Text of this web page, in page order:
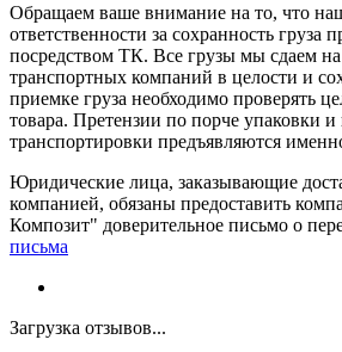
Обращаем ваше внимание на то, что
ответственности за сохранность груза
посредством ТК. Все грузы мы сдаем
транспортных компаний в целости и
приемке груза необходимо проверять
товара. Претензии по порче упаковки и
транспортировки предъявляются
Юридические лица, заказывающие
компанией, обязаны предоставить
Композит" доверительное письмо о
письма
Загрузка отзывов...